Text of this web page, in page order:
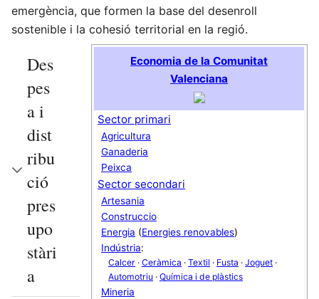
emergència, que formen la base del desenroll
sostenible i la cohesió territorial en la regió.
Economia de la Comunitat
Valenciana
Sector primari
Agricultura
Ganaderia
Peixca
Sector secondari
Artesania
Construccio
Energia (Energies renovables)
Indústria:
Calcer ·Ceràmica ·Textil · Fusta ·Joguet ·
Automotriu ·Química i de plàstics
Mineria
Des
pes
a i
dist
ribu
ció
pres
upo
stàri
a